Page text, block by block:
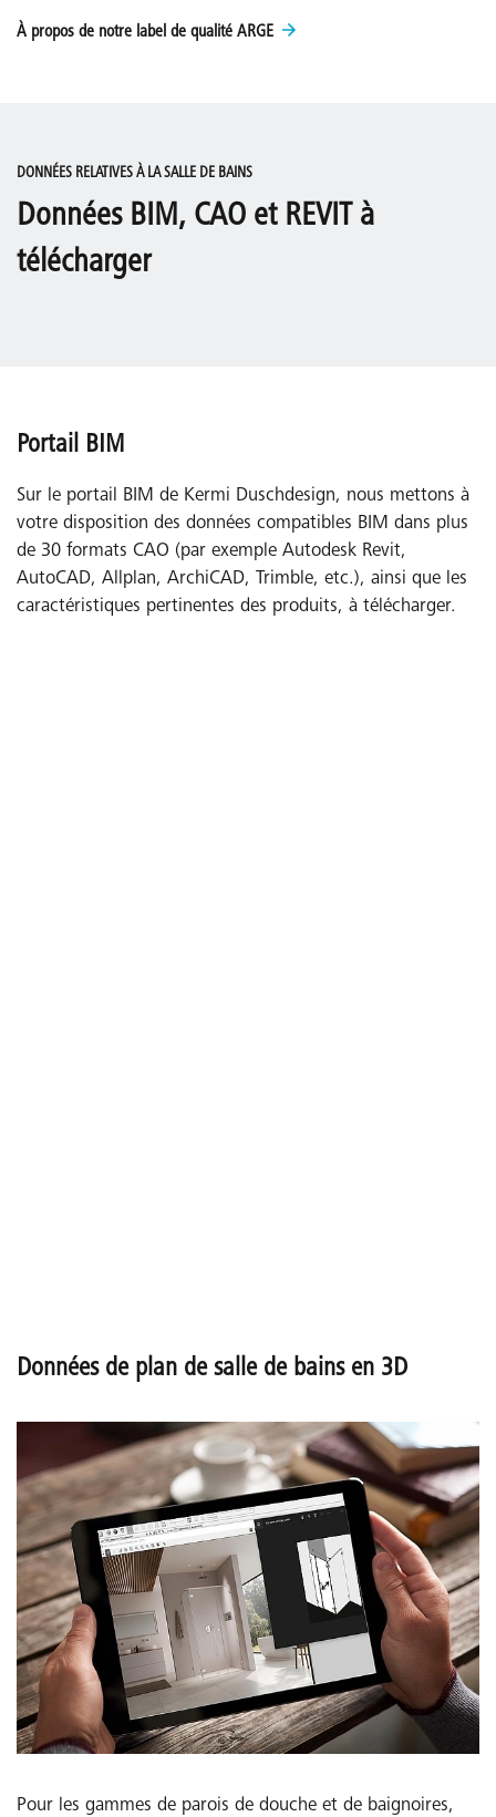
À propos de notre label de qualité ARGE
DONNÉES RELATIVES À LA SALLE DE BAINS
Données BIM, CAO et REVIT à
télécharger
Portail BIM
Sur le portail BIM de Kermi Duschdesign, nous mettons à
votre disposition des données compatibles BIM dans plus
de 30 formats CAO (par exemple Autodesk Revit,
AutoCAD, Allplan, ArchiCAD, Trimble, etc.), ainsi que les
caractéristiques pertinentes des produits, à télécharger.
Données de plan de salle de bains en 3D
Pour les gammes de parois de douche et de baignoires,